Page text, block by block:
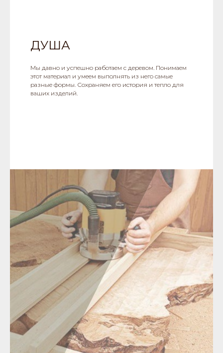
ДУША
Мы давно и успешно работаем с деревом. Понимаем
этот материал и умеем выполнять из него самые
разные формы. Сохраняем его история и тепло для
ваших изделий.